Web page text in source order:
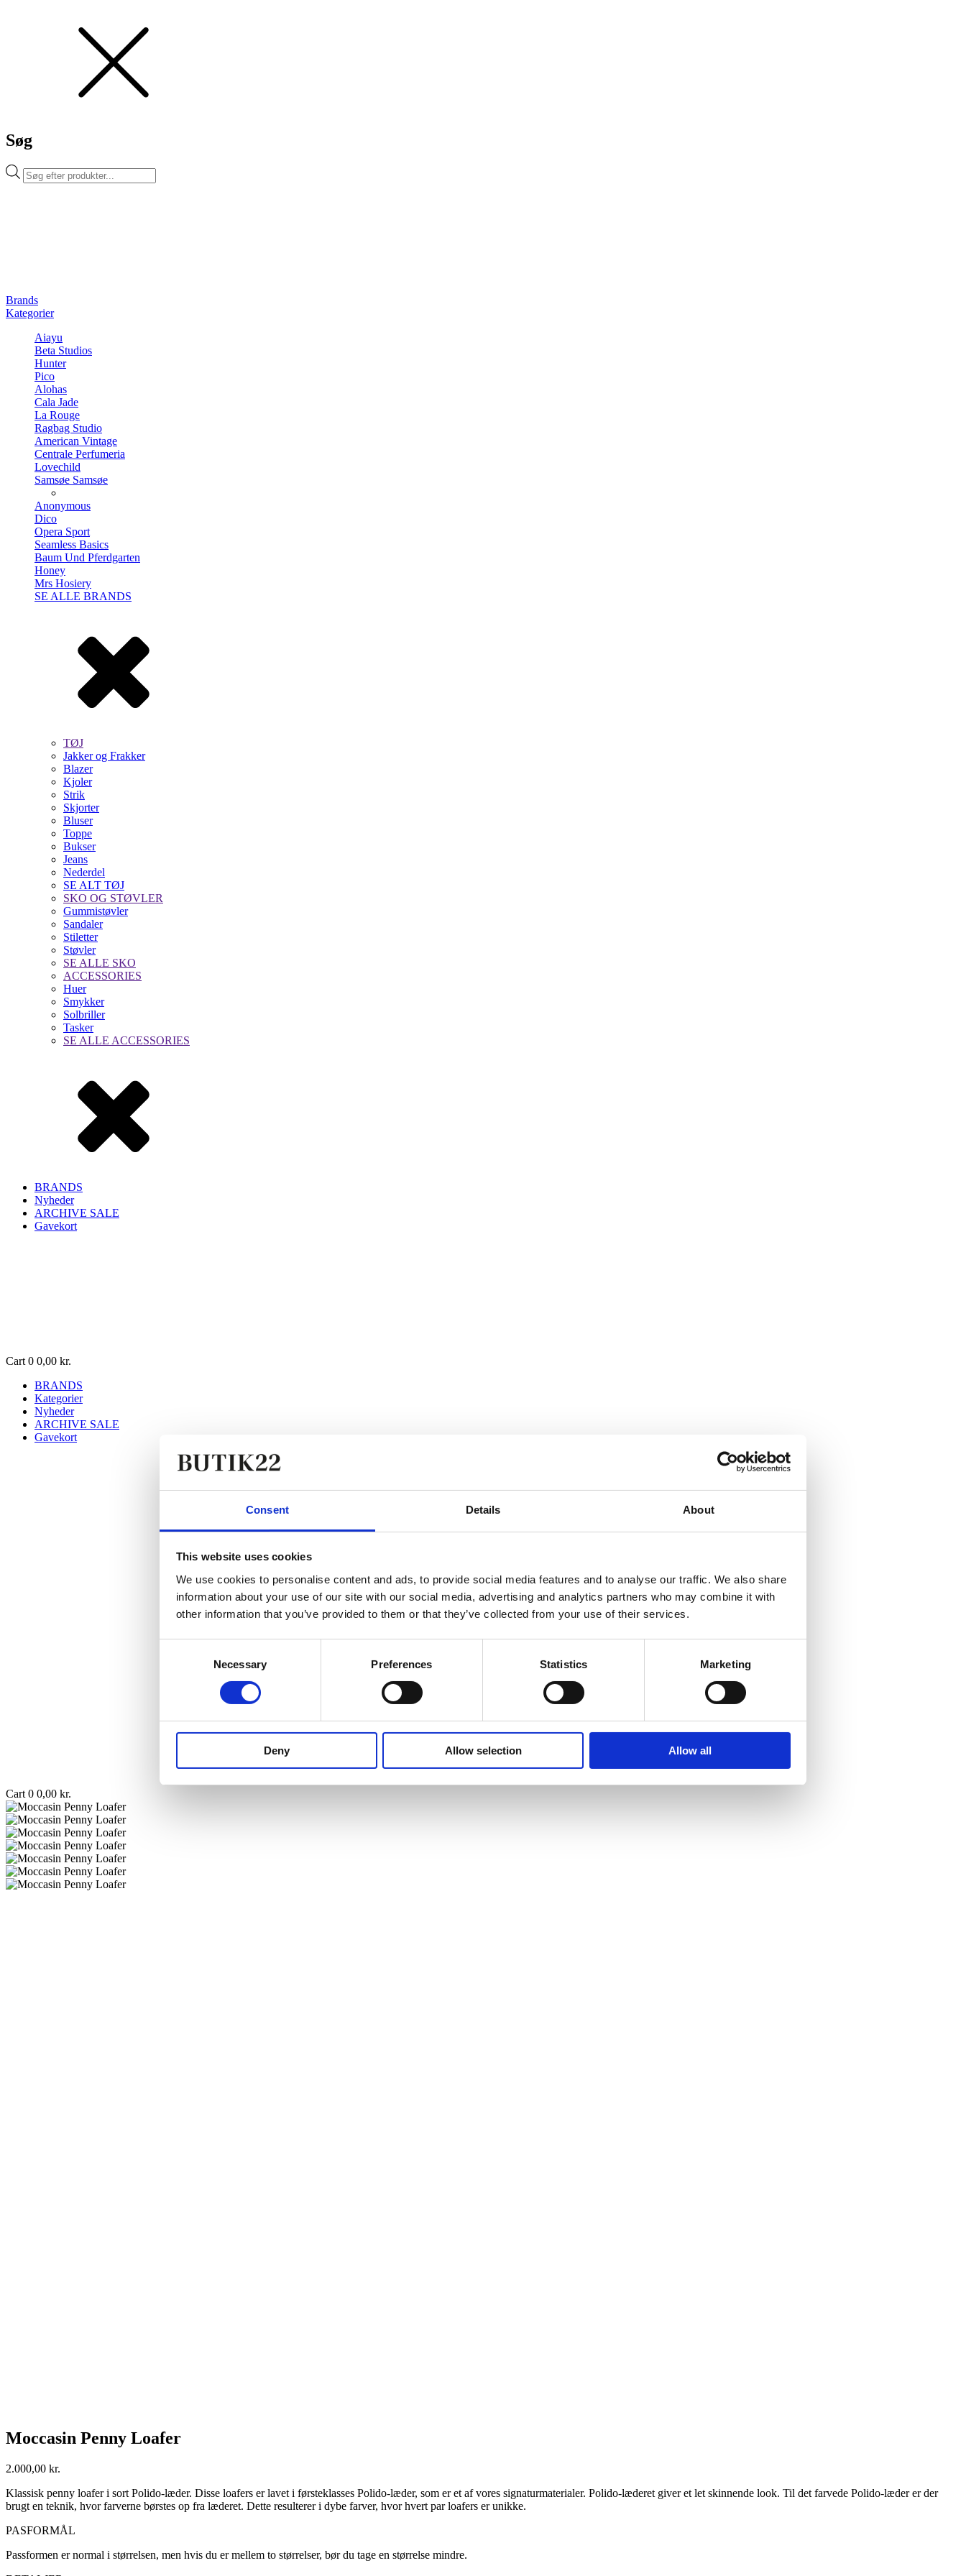
Consent Details About
This website uses cookies
We use cookies to personalise content and ads, to provide social media features and to analyse our traffic. We also share
information about your use of our site with our social media, advertising and analytics partners who may combine it with
other information that you’ve provided to them or that they’ve collected from your use of their services.
Necessary Preferences Statistics Marketing
Deny Allow selection Allow all
Søg
Products
search
Brands
Kategorier
Aiayu
Beta Studios
Hunter
Pico
Alohas
Cala Jade
La Rouge
Ragbag Studio
American Vintage
Centrale Perfumeria
Lovechild
Samsøe Samsøe
Anonymous
Dico
Opera Sport
Seamless Basics
Baum Und Pferdgarten
Honey
Mrs Hosiery
SE ALLE BRANDS
TØJ
Jakker og Frakker
Blazer
Kjoler
Strik
Skjorter
Bluser
Toppe
Bukser
Jeans
Nederdel
SE ALT TØJ
SKO OG STØVLER
Gummistøvler
Sandaler
Stiletter
Støvler
SE ALLE SKO
ACCESSORIES
Huer
Smykker
Solbriller
Tasker
SE ALLE ACCESSORIES
BRANDS
Nyheder
ARCHIVE SALE
Gavekort
Cart 0 0,00 kr.
BRANDS
Kategorier
Nyheder
ARCHIVE SALE
Gavekort
Cart 0 0,00 kr.
Moccasin Penny Loafer
2.000,00 kr.
Klassisk penny loafer i sort Polido-læder. Disse loafers er lavet i førsteklasses Polido-læder, som er et af vores signaturmaterialer. Polido-læderet giver et let skinnende look. Til det farvede Polido-læder er der
brugt en teknik, hvor farverne børstes op fra læderet. Dette resulterer i dybe farver, hvor hvert par loafers er unikke.
PASFORMÅL
Passformen er normal i størrelsen, men hvis du er mellem to størrelser, bør du tage en størrelse mindre.